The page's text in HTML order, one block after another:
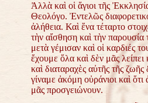
Ἀλλὰ καὶ οἱ ἅγιοι τῆς
Θεολόγο. Ἐντελῶς
ἀλήθεια. Καὶ ἕνα τέταρτο
τὴν αἴσθηση καὶ τὴν
μετὰ γέμισαν καὶ οἱ καρδιές
ἔχουμε ὅλα καὶ δὲν μᾶς
καὶ διαταραχὲς αὐτῆς τῆς ζωῆς
γίναμε ἀκόμη οὐράνιοι καὶ
μᾶς προσγειώνουν.